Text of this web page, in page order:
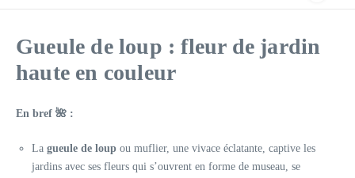
Gueule de loup : fleur de jardin
haute en couleur
En bref 🌺 :
La gueule de loup ou muflier, une vivace éclatante, captive les
jardins avec ses fleurs qui s’ouvrent en forme de museau, se